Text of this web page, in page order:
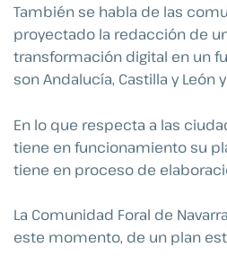
También se habla de las
proyectado la redacción de
transformación digital en un
son Andalucía, Castilla y León
En lo que respecta a las
tiene en funcionamiento su
tiene en proceso de
La Comunidad Foral de
este momento, de un plan